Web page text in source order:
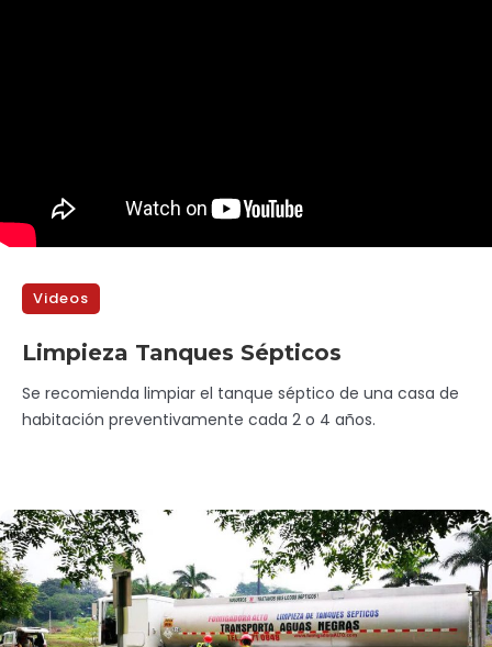
Videos
Limpieza Tanques Sépticos
Se recomienda limpiar el tanque séptico de una casa de
habitación preventivamente cada 2 o 4 años.